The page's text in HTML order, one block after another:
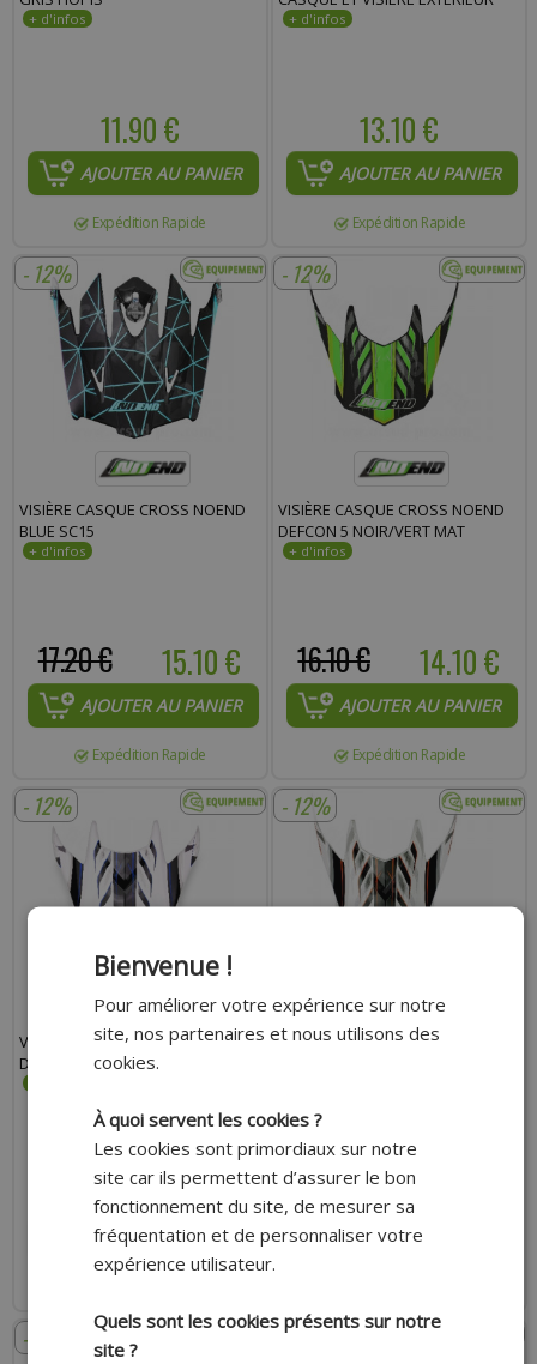
11.90 €
AJOUTER AU PANIER
Expédition Rapide
13.10 €
AJOUTER AU PANIER
Expédition Rapide
- 12%
VISIÈRE CASQUE CROSS NOEND
BLUE SC15
15.10 €
17.20 €
AJOUTER AU PANIER
Expédition Rapide
- 12%
VISIÈRE CASQUE CROSS NOEND
DEFCON 5 NOIR/VERT MAT
14.10 €
16.10 €
AJOUTER AU PANIER
Expédition Rapide
- 12%
VISIÈRE CASQUE CROSS NOEND
DEFCON 5 WHITE/BLUE
15.10 €
17.20 €
AJOUTER AU PANIER
- 12%
VISIÈRE CASQUE CROSS NOEND
16.40 €
AJOUTER AU PANIER
- 12% - 12%
Bienvenue !
Pour améliorer votre expérience sur notre
site, nos partenaires et nous utilisons des
cookies.
À quoi servent les cookies ?
Les cookies sont primordiaux sur notre
site car ils permettent d’assurer le bon
fonctionnement du site, de mesurer sa
fréquentation et de personnaliser votre
expérience utilisateur.
Quels sont les cookies présents sur notre
site ?